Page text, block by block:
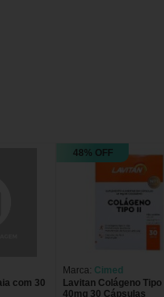
com 30
48% OFF
Marca: Cimed
Lavitan Colágeno Tipo II
40mg 30 Cápsulas